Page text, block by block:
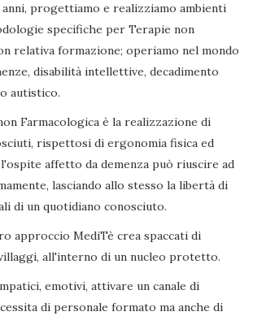
progettiamo e realizziamo ambienti
specifiche per Terapie non
relativa formazione; operiamo nel mondo
disabilità intellettive, decadimento
autistico.
Farmacologica è la realizzazione di
rispettosi di ergonomia fisica ed
affetto da demenza può riuscire ad
lasciando allo stesso la libertà di
di un quotidiano conosciuto.
approccio MediTè crea spaccati di
all'interno di un nucleo protetto.
emotivi, attivare un canale di
di personale formato ma anche di